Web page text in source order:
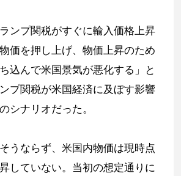
ンプ関税がすぐに輸入価格上昇
価を押し上げ、物価上昇のため
込んで米国景気が悪化する」と
プ関税が米国経済に及ぼす影響
シナリオだった。
うならず、米国内物価は現時点
していない。当初の想定通りに